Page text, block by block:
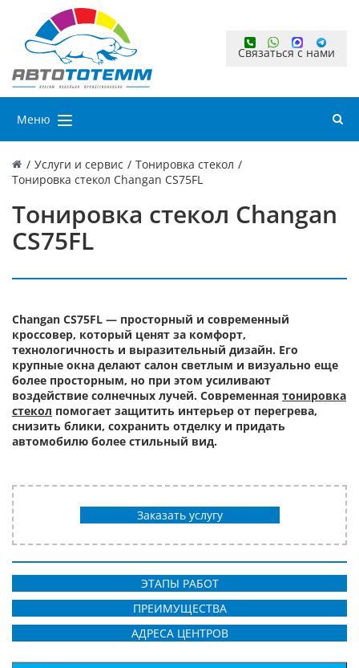
Связаться с нами
Меню
/ Услуги и сервис / Тонировка стекол /
Тонировка стекол Changan CS75FL
Тонировка стекол Changan
CS75FL
Changan CS75FL — просторный и современный
кроссовер, который ценят за комфорт,
технологичность и выразительный дизайн. Его
крупные окна делают салон светлым и визуально еще
более просторным, но при этом усиливают
воздействие солнечных лучей. Современная тонировка
стекол помогает защитить интерьер от перегрева,
снизить блики, сохранить отделку и придать
автомобилю более стильный вид.
Заказать услугу
ЭТАПЫ РАБОТ
ПРЕИМУЩЕСТВА
АДРЕСА ЦЕНТРОВ